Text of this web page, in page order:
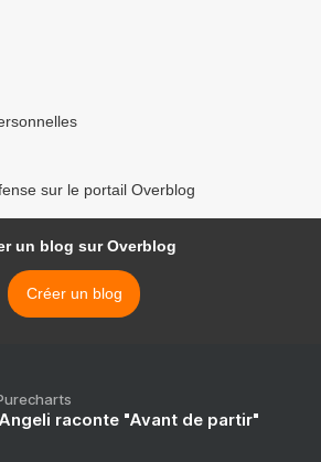
sur le portail Overblog
un blog sur Overblog
Créer un blog
raconte "Avant de partir"